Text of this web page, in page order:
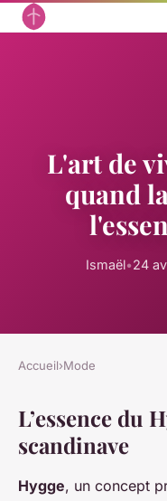
L'art de
quand
Ismaël•24
Accueil›Mode
L’essence du
scandinave
Hygge, un concept